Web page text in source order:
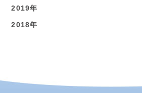
2019年
2018年